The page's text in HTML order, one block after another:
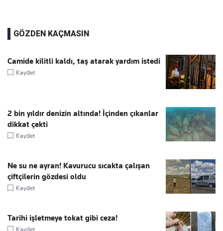
GÖZDEN KAÇMASIN
Camide kilitli kaldı, taş atarak yardım istedi
Kaydet
2 bin yıldır denizin altında! İçinden çıkanlar
dikkat çekti
Kaydet
Ne su ne ayran! Kavurucu sıcakta çalışan
çiftçilerin gözdesi oldu
Kaydet
Tarihi işletmeye tokat gibi ceza!
Kaydet